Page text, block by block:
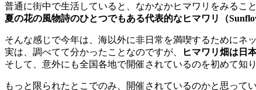
普通に街中で生活していると、なかなかヒマワリをみるこ
夏の花の風物詩のひとつでもある代表的なヒマワリ（
そんな感じで今年は、海以外に非日常を満喫するためにネ
実は、調べてて分かったことなのですが、
ヒマワリ畑は日
そして、意外にも全国各地で開催されているのを初めて知り
もっと限られたとこでのみ、開催されているのかと思って